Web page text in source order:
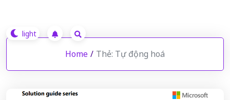
Home / Thẻ: Tự động hoá